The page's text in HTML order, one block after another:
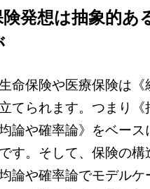
険発想は抽象的あ
命保険や医療保険は《
てられます。つまり《
論や確率論》をベース
す。そして、保険の構
論や確率論でモデルケ